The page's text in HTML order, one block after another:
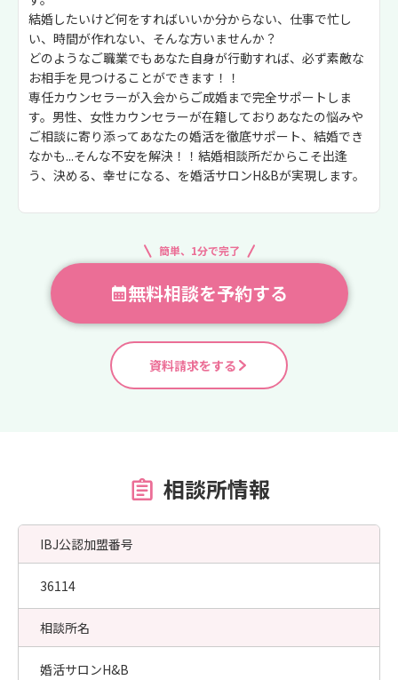
結婚したいけど何をすればいいか分からない、仕事で忙し
い、時間が作れない、そんな方いませんか？
どのようなご職業でもあなた自身が行動すれば、必ず素敵な
お相手を見つけることができます！！
専任カウンセラーが入会からご成婚まで完全サポートしま
す。男性、女性カウンセラーが在籍しておりあなたの悩みや
ご相談に寄り添ってあなたの婚活を徹底サポート、結婚でき
なかも...そんな不安を解決！！結婚相談所だからこそ出逢
う、決める、幸せになる、を婚活サロンH&Bが実現します。
簡単、1分で完了
無料相談を予約する
資料請求をする
相談所情報
IBJ公認加盟番号
36114
相談所名
婚活サロンH&B